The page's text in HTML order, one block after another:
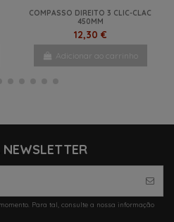
COMPASSO DIREITO 3 CLIC-CLAC
450MM
12,30 €
Adicionar ao carrinho
NEWSLETTER
Para tal, consulte a nossa informação